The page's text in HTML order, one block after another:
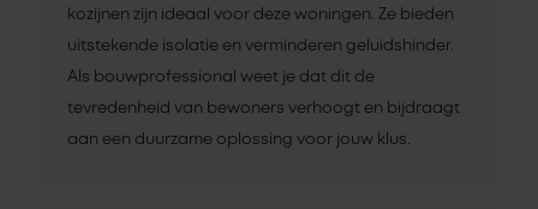
kozijnen zijn ideaal voor deze woningen. Ze bieden
uitstekende isolatie en verminderen geluidshinder.
Als bouwprofessional weet je dat dit de
tevredenheid van bewoners verhoogt en bijdraagt
aan een duurzame oplossing voor jouw klus.